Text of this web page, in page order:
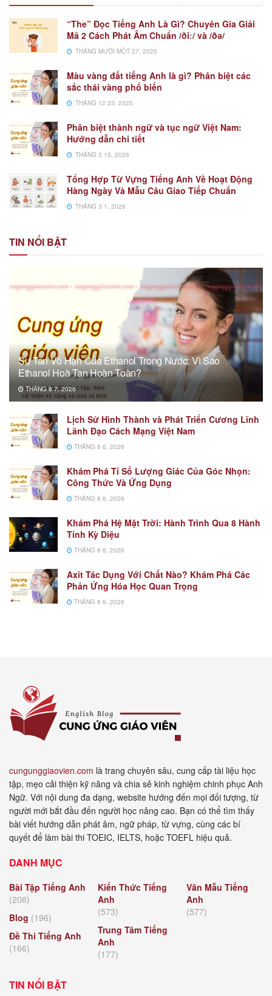
“The” Đọc Tiếng Anh Là Gì? Chuyên Gia Giải
Mã 2 Cách Phát Âm Chuẩn /ðiː/ và /ðə/
THÁNG MƯỜI MỘT 27, 2025
Màu vàng đất tiếng Anh là gì? Phân biệt các
sắc thái vàng phổ biến
THÁNG 12 23, 2025
Phân biệt thành ngữ và tục ngữ Việt Nam:
Hướng dẫn chi tiết
THÁNG 3 15, 2026
Tổng Hợp Từ Vựng Tiếng Anh Về Hoạt Động
Hàng Ngày Và Mẫu Câu Giao Tiếp Chuẩn
THÁNG 3 1, 2026
TIN NỔI BẬT
Sự Tan Vô Hạn Của Ethanol Trong Nước: Vì Sao
Ethanol Hoà Tan Hoàn Toàn?
THÁNG 8 7, 2026
Lịch Sử Hình Thành và Phát Triển Cương Lĩnh
Lãnh Đạo Cách Mạng Việt Nam
THÁNG 8 6, 2026
Khám Phá Tỉ Số Lượng Giác Của Góc Nhọn:
Công Thức Và Ứng Dụng
THÁNG 8 6, 2026
Khám Phá Hệ Mặt Trời: Hành Trình Qua 8 Hành
Tinh Kỳ Diệu
THÁNG 8 6, 2026
Axit Tác Dụng Với Chất Nào? Khám Phá Các
Phản Ứng Hóa Học Quan Trọng
THÁNG 8 6, 2026
cungunggiaovien.com là trang chuyên sâu, cung cấp tài liệu học
tập, mẹo cải thiện kỹ năng và chia sẻ kinh nghiệm chinh phục Anh
Ngữ. Với nội dung đa dạng, website hướng đến mọi đối tượng, từ
người mới bắt đầu đến người học nâng cao. Bạn có thể tìm thấy
bài viết hướng dẫn phát âm, ngữ pháp, từ vựng, cùng các bí
quyết để làm bài thi TOEIC, IELTS, hoặc TOEFL hiệu quả.
DANH MỤC
Bài Tập Tiếng Anh
(206)
Blog (196)
Đề Thi Tiếng Anh
(166)
Kiến Thức Tiếng
Anh
(573)
Trung Tâm Tiếng
Anh
(177)
Văn Mẫu Tiếng
Anh
(577)
TIN NỔI BẬT